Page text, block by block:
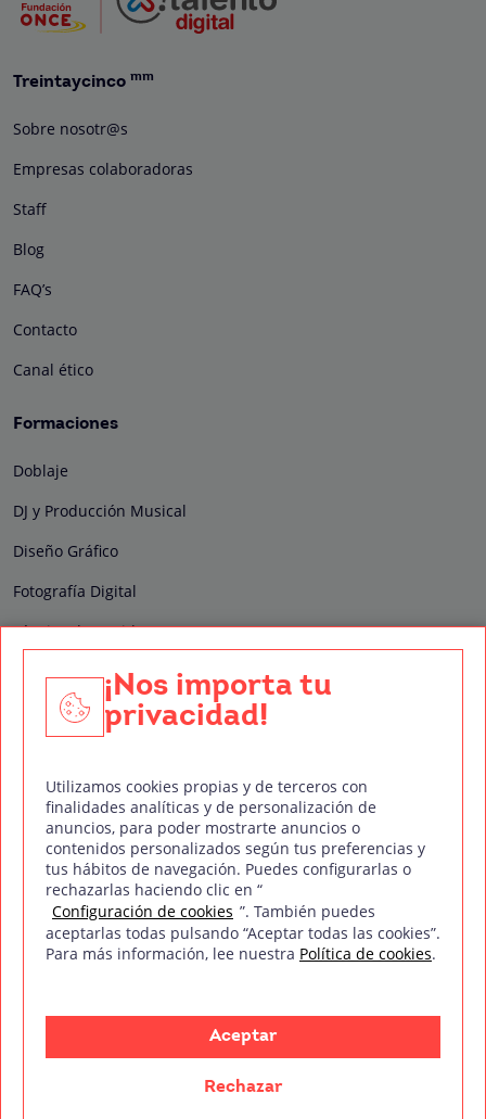
Treintaycinco mm
Sobre nosotr@s
Empresas colaboradoras
Staff
Blog
FAQ’s
Contacto
Canal ético
Formaciones
Doblaje
DJ y Producción Musical
Diseño Gráfico
Fotografía Digital
Técnico de Sonido
Edición y Postproducción de Vídeo
Nuestros sellos de calidad
Síguenos en Redes Sociales
mm 2026
Política de privacidad Política de cookies
Aviso legal
¡Nos importa tu
privacidad!
Utilizamos cookies propias y de terceros con
finalidades analíticas y de personalización de
anuncios, para poder mostrarte anuncios o
contenidos personalizados según tus preferencias y
tus hábitos de navegación. Puedes configurarlas o
rechazarlas haciendo clic en “
Configuración de cookies ”. También puedes
aceptarlas todas pulsando “Aceptar todas las cookies”.
Para más información, lee nuestra Política de cookies.
Aceptar
Rechazar